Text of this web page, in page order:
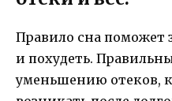
Правило сна поможет
и похудеть.
уменьшению отеков,